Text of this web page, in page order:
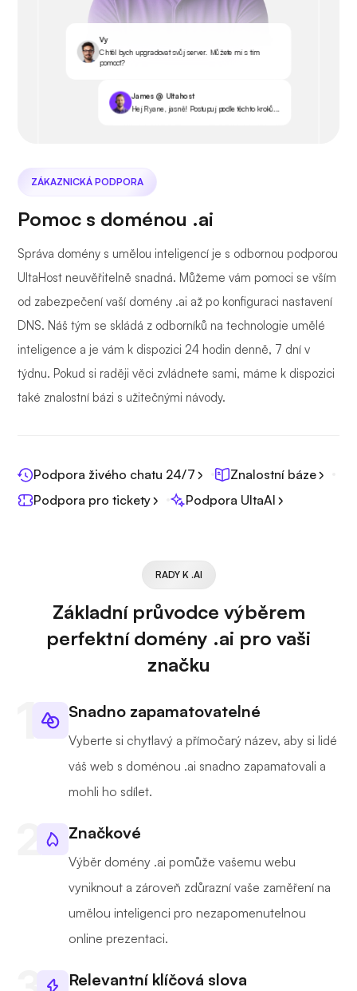
Vy
Chtěl bych upgradovat svůj server. Můžete mi s tím
pomoct?
James @ Ultahost
Hej Ryane, jasně! Postupuj podle těchto kroků...
ZÁKAZNICKÁ PODPORA
Pomoc s doménou .ai
Správa domény s umělou inteligencí je s odbornou podporou
UltaHost neuvěřitelně snadná. Můžeme vám pomoci se vším
od zabezpečení vaší domény .ai až po konfiguraci nastavení
DNS. Náš tým se skládá z odborníků na technologie umělé
inteligence a je vám k dispozici 24 hodin denně, 7 dní v
týdnu. Pokud si raději věci zvládnete sami, máme k dispozici
také znalostní bázi s užitečnými návody.
Podpora živého chatu 24/7
Znalostní báze
Podpora pro tickety
Podpora UltaAI
RADY K .AI
Základní průvodce výběrem
perfektní domény .ai pro vaši
značku
Snadno zapamatovatelné
Vyberte si chytlavý a přímočarý název, aby si lidé
váš web s doménou .ai snadno zapamatovali a
mohli ho sdílet.
Značkové
Výběr domény .ai pomůže vašemu webu
vyniknout a zároveň zdůrazní vaše zaměření na
umělou inteligenci pro nezapomenutelnou
online prezentaci.
Relevantní klíčová slova